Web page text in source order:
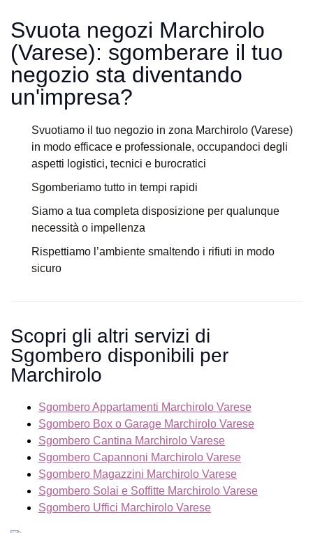
Svuota negozi Marchirolo
(Varese): sgomberare il tuo
negozio sta diventando
un'impresa?​
Svuotiamo il tuo negozio in zona Marchirolo (Varese)
in modo efficace e professionale, occupandoci degli
aspetti logistici, tecnici e burocratici
Sgomberiamo tutto in tempi rapidi
Siamo a tua completa disposizione per qualunque
necessità o impellenza
Rispettiamo l’ambiente smaltendo i rifiuti in modo
sicuro
Scopri gli altri servizi di
Sgombero disponibili per
Marchirolo
Sgombero Appartamenti Marchirolo Varese
Sgombero Box o Garage Marchirolo Varese
Sgombero Cantina Marchirolo Varese
Sgombero Capannoni Marchirolo Varese
Sgombero Magazzini Marchirolo Varese
Sgombero Solai e Soffitte Marchirolo Varese
Sgombero Uffici Marchirolo Varese